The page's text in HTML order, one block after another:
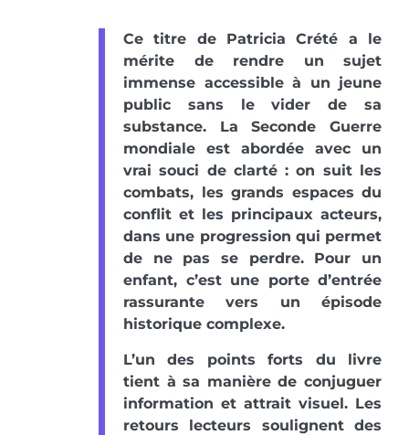
Ce titre de Patricia Crété a le
mérite de rendre un sujet
immense accessible à un jeune
public sans le vider de sa
substance. La Seconde Guerre
mondiale est abordée avec un
vrai souci de clarté : on suit les
combats, les grands espaces du
conflit et les principaux acteurs,
dans une progression qui permet
de ne pas se perdre. Pour un
enfant, c’est une porte d’entrée
rassurante vers un épisode
historique complexe.
L’un des points forts du livre
tient à sa manière de conjuguer
information et attrait visuel. Les
retours lecteurs soulignent des